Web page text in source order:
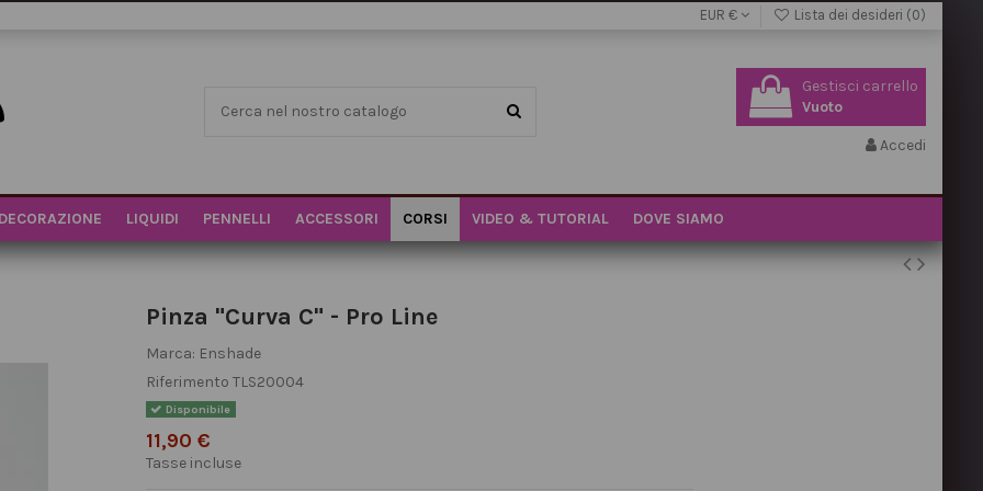
EUR € Lista dei desideri (0)
Gestisci carrello
Vuoto
Accedi
LIQUIDI PENNELLI ACCESSORI CORSI VIDEO & TUTORIAL DOVE SIAMO
Pinza "Curva C" - Pro Line
Marca: Enshade
Riferimento TLS20004
Disponibile
11,90 €
Tasse incluse